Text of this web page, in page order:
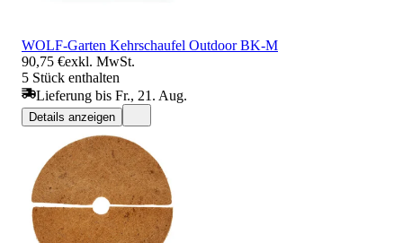
WOLF-Garten Kehrschaufel Outdoor BK-M
90,75 €exkl. MwSt.
5 Stück enthalten
Lieferung bis Fr., 21. Aug.
Details anzeigen